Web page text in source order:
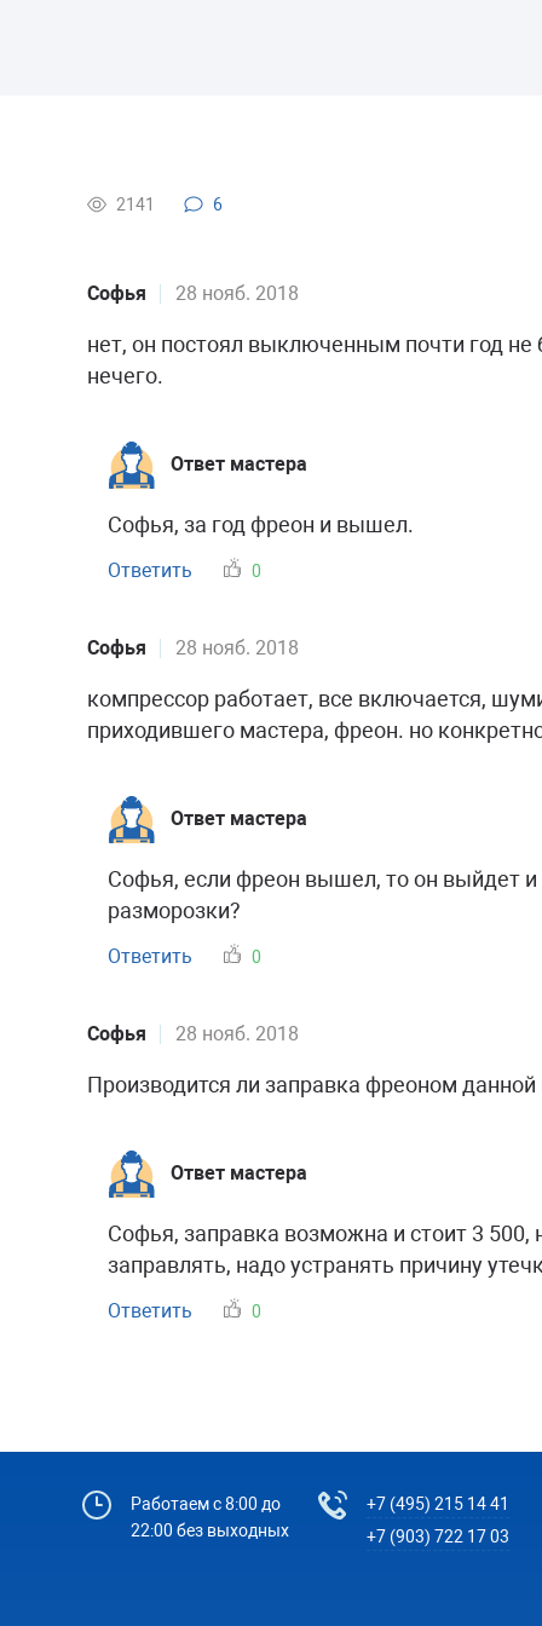
2141 6
Софья 28 нояб. 2018
нет, он постоял выключенным почти год
нечего.
Ответ мастера
Софья, за год фреон и вышел.
Ответить 0
Софья 28 нояб. 2018
компрессор работает, все включается,
приходившего мастера, фреон. но
Ответ мастера
Софья, если фреон вышел, то он выйдет
разморозки?
Ответить 0
Софья 28 нояб. 2018
Производится ли заправка фреоном
Ответ мастера
Софья, заправка возможна и стоит 3 500,
заправлять, надо устранять причину
Ответить 0
Работаем с 8:00 до
22:00 без выходных
+7 (495) 215 14 41
+7 (903) 722 17 03